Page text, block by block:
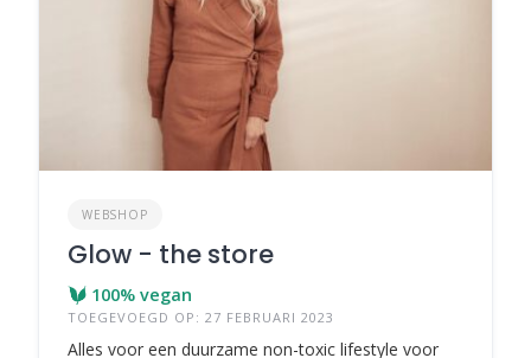
WEBSHOP
Glow - the store
100% vegan
TOEGEVOEGD OP: 27 FEBRUARI 2023
Alles voor een duurzame non-toxic lifestyle voor